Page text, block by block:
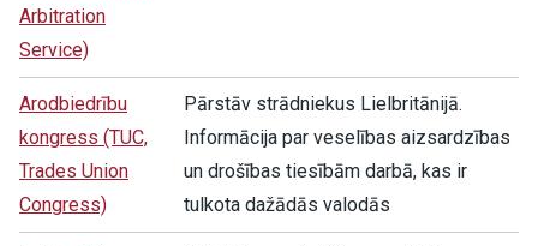
Arbitration
Service)
Arodbiedrību
kongress (TUC,
Trades Union
Congress)
Pārstāv strādniekus Lielbritānijā.
Informācija par veselības aizsardzības
un drošības tiesībām darbā, kas ir
tulkota dažādās valodās